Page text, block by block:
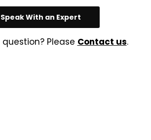
Speak With an Expert
Please Contact us.